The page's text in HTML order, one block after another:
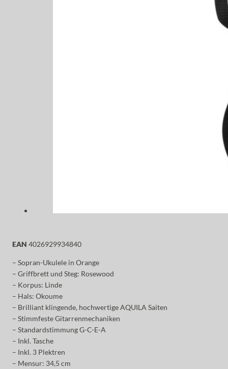
EAN 4026929934840
– Sopran-Ukulele in Orange
– Griffbrett und Steg: Rosewood
– Korpus: Linde
– Hals: Okoume
– Brilliant klingende, hochwertige AQUILA Saiten
– Stimmfeste Gitarrenmechaniken
– Standardstimmung G-C-E-A
– Inkl. Tasche
– Inkl. 3 Plektren
– Mensur: 34,5 cm